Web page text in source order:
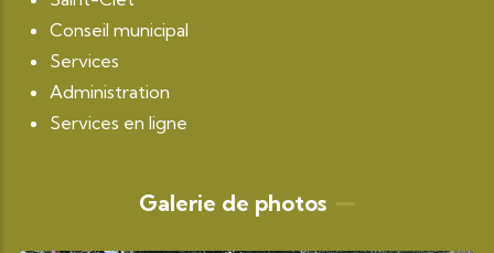
Conseil municipal
Services
Administration
Services en ligne
Galerie de photos